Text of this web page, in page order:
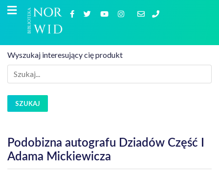
Wyszukaj interesujący cię produkt
SZUKAJ
Podobizna autografu Dziadów Część I
Adama Mickiewicza